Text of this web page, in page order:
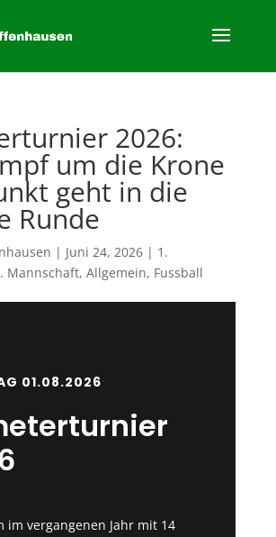
2026:
um die Krone
geht in die
Runde
| Juni 24, 2026| 1.
Mannschaft, Allgemein, Fussball
01.08.2026
im vergangenen Jahr mit 14